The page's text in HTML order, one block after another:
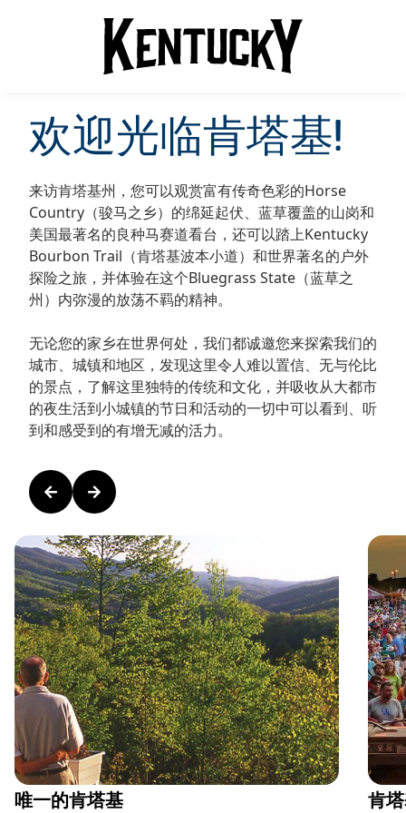
欢迎光临肯塔基!
来访肯塔基州，您可以观赏富有传奇色彩的Horse
Country（骏马之乡）的绵延起伏、蓝草覆盖的山岗和
美国最著名的良种马赛道看台，还可以踏上Kentucky
Bourbon Trail（肯塔基波本小道）和世界著名的户外
探险之旅，并体验在这个Bluegrass State（蓝草之
州）内弥漫的放荡不羁的精神。
无论您的家乡在世界何处，我们都诚邀您来探索我们的
城市、城镇和地区，发现这里令人难以置信、无与伦比
的景点，了解这里独特的传统和文化，并吸收从大都市
的夜生活到小城镇的节日和活动的一切中可以看到、听
到和感受到的有增无减的活力。
唯一的肯塔基 肯